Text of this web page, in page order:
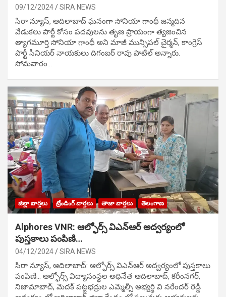
09/12/2024 SIRA NEWS
సిరా న్యూస్, ఆదిలాబాద్ ఘ‌నంగా సోనియా గాంధీ జ‌న్మ‌దిన
వేడుక‌లు పార్టీ కోసం ప‌ద‌వుల‌ను తృణ ప్రాయంగా త్య‌జించిన
త్యాగమూర్తి సోనియా గాంధీ అని మాజీ మున్సిప‌ల్ చైర్మ‌న్, కాంగ్రెస్
పార్టీ సీనియ‌ర్ నాయ‌కులు దిగంబ‌ర్ రావు పాటిల్ అన్నారు.
సోమవారం…
జిల్లా వార్తలు ట్రేండింగ్ వార్తలు తాజా వార్తలు తెలంగాణ
Alphores VNR: ఆల్ఫోర్స్ విఎన్ఆర్ అద్వర్యంలో
పుస్తకాలు పంపిణి…
04/12/2024 SIRA NEWS
సిరా న్యూస్, ఆదిలాబాద్: ఆల్ఫోర్స్ విఎన్ఆర్ అద్వర్యంలో పుస్తకాలు
పంపిణి… ఆల్ఫోర్స్ విద్యాసంస్థల అధినేత ఆదిలాబాద్, కరీంనగర్,
నిజామాబాద్, మెదక్ పట్టభద్రుల ఎమ్మెల్సీ అభ్యర్థి వి నరేందర్ రెడ్డి